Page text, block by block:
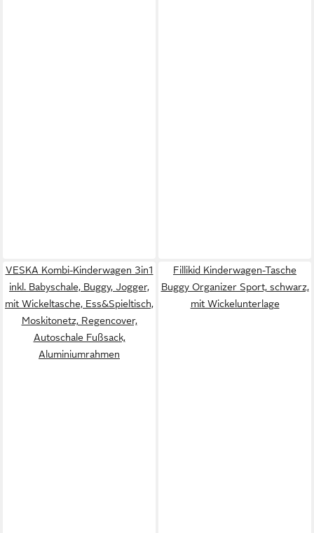
VESKA Kombi-Kinderwagen 3in1
inkl. Babyschale, Buggy, Jogger,
mit Wickeltasche, Ess&Spieltisch,
Moskitonetz, Regencover,
Autoschale Fußsack,
Aluminiumrahmen
Fillikid Kinderwagen-Tasche
Buggy Organizer Sport, schwarz,
mit Wickelunterlage